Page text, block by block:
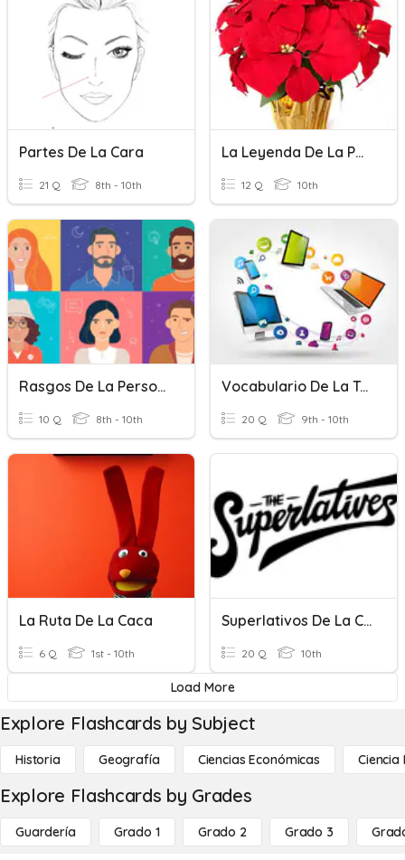
Partes De La Cara
21 Q 8th - 10th
La Leyenda De La Poinsettia
12 Q 10th
Rasgos De La Personalidad
10 Q 8th - 10th
Vocabulario De La Tecnología
20 Q 9th - 10th
La Ruta De La Caca
6 Q 1st - 10th
Superlativos De La Clase
20 Q 10th
Load More
Explore Flashcards by Subject
Historia Geografía Ciencias Económicas Ciencia
Explore Flashcards by Grades
Guardería Grado 1 Grado 2 Grado 3